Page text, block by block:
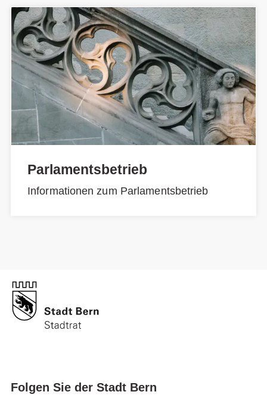
Parlamentsbetrieb
Informationen zum Parlamentsbetrieb
Folgen Sie der Stadt Bern